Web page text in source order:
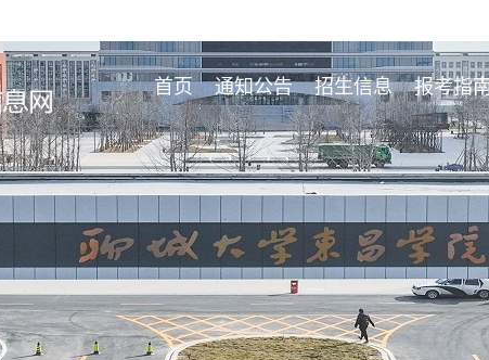
首页 通知公告 招生信息 报考指